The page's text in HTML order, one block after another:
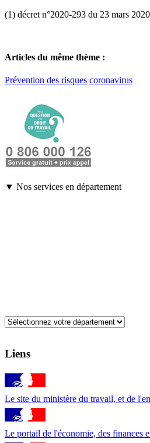
(1) décret n°2020-293 du 23 mars
Articles du même thème :
Prévention des risques coronavirus
▼ Nos services en département
Liens
Le site du ministère du travail, et de
Le portail de l'économie, des finances